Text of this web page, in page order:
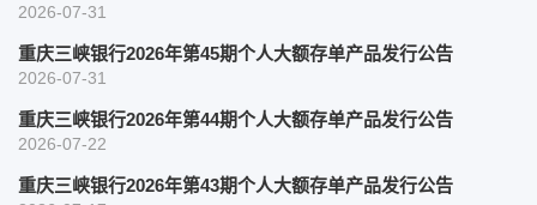
2026-07-31
重庆三峡银行2026年第45期个人大额存单产品发行公告
2026-07-31
重庆三峡银行2026年第44期个人大额存单产品发行公告
2026-07-22
重庆三峡银行2026年第43期个人大额存单产品发行公告